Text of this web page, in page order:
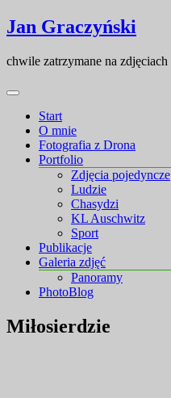
Skip
to
Skip
to
Jan Graczyński
chwile zatrzymane na zdjęciach
Start
O mnie
Fotografia z Drona
Portfolio
Zdjęcia pojedyncze
Ludzie
Chasydzi
KL Auschwitz
Sport
Publikacje
Galeria zdjęć
Panoramy
PhotoBlog
Miłosierdzie